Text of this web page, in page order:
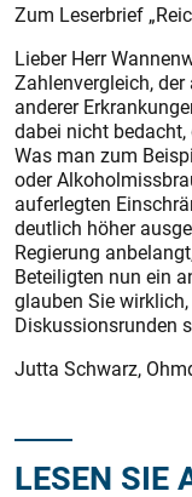
Zum Leserbrief
Lieber Herr
Zahlenvergleich,
anderer
dabei nicht
Was man zum
oder
auferlegten
deutlich höher
Regierung
Beteiligten nun ein
glauben Sie
Diskussionsrunden
Jutta Schwarz,
LESEN SIE